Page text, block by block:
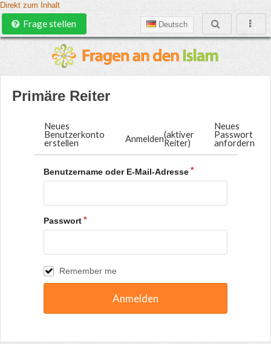
Direkt zum Inhalt
Deutsch
Frage stellen
Primäre Reiter
Neues
Benutzerkonto
erstellen Anmelden(aktiver
Reiter)
Neues
Passwort
anfordern
Benutzername oder E-Mail-Adresse
Passwort
Remember me